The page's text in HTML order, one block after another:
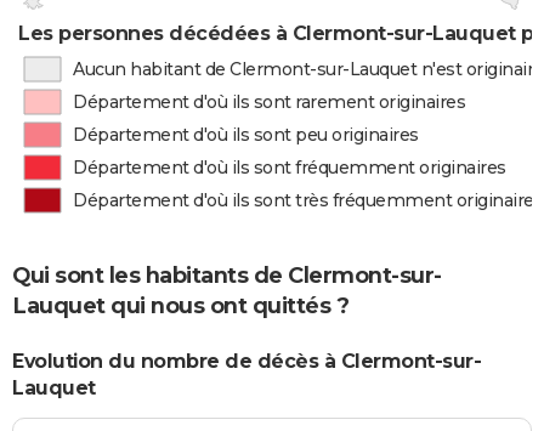
Les personnes décédées à Clermont-sur-Lauquet
Aucun habitant de Clermont-sur-Lauquet n'est
Département d'où ils sont rarement originaires
Département d'où ils sont peu originaires
Département d'où ils sont fréquemment originaires
Département d'où ils sont très fréquemment originaires
Qui sont les habitants de Clermont-sur-
Lauquet qui nous ont quittés ?
Evolution du nombre de décès à Clermont-sur-
Lauquet